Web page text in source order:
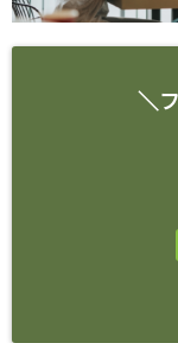
＼